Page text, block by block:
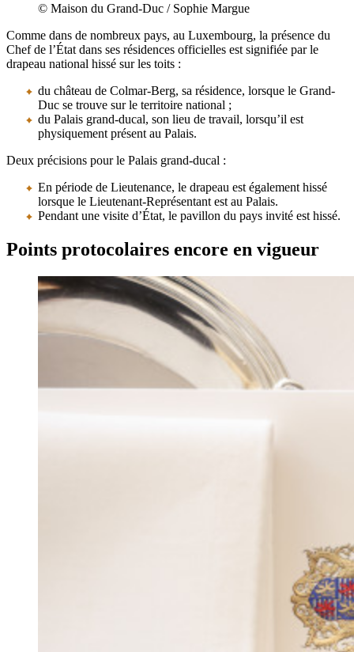
© Maison du Grand-Duc / Sophie Margue
Comme dans de nombreux pays, au Luxembourg, la présence du
Chef de l’État dans ses résidences officielles est signifiée par le
drapeau national hissé sur les toits :
du château de Colmar-Berg, sa résidence, lorsque le Grand-
Duc se trouve sur le territoire national ;
du Palais grand-ducal, son lieu de travail, lorsqu’il est
physiquement présent au Palais.
Deux précisions pour le Palais grand-ducal :
En période de Lieutenance, le drapeau est également hissé
lorsque le Lieutenant-Représentant est au Palais.
Pendant une visite d’État, le pavillon du pays invité est hissé.
Points protocolaires encore en vigueur